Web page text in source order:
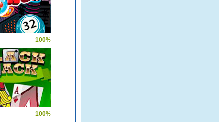
100%
100%